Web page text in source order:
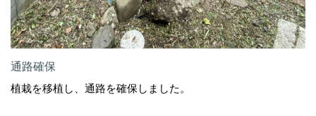
通路確保
植栽を移植し、通路を確保しました。